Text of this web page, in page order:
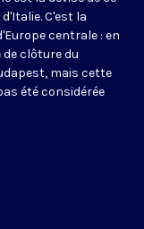
C'est la
centrale : en
de clôture du
mais cette
été considérée